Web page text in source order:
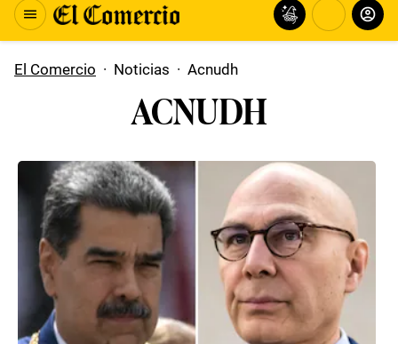
El Comercio · Noticias · Acnudh
ACNUDH